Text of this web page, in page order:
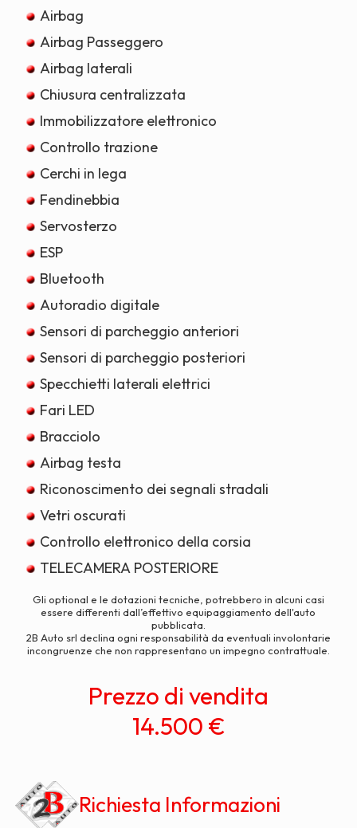
Airbag
Airbag Passeggero
Airbag laterali
Chiusura centralizzata
Immobilizzatore elettronico
Controllo trazione
Cerchi in lega
Fendinebbia
Servosterzo
ESP
Bluetooth
Autoradio digitale
Sensori di parcheggio anteriori
Sensori di parcheggio posteriori
Specchietti laterali elettrici
Fari LED
Bracciolo
Airbag testa
Riconoscimento dei segnali stradali
Vetri oscurati
Controllo elettronico della corsia
TELECAMERA POSTERIORE
Gli optional e le dotazioni tecniche, potrebbero in alcuni casi
essere differenti dall’effettivo equipaggiamento dell'auto
pubblicata.
2B Auto srl declina ogni responsabilità da eventuali involontarie
incongruenze che non rappresentano un impegno contrattuale.
Prezzo di vendita
14.500 €
Richiesta Informazioni